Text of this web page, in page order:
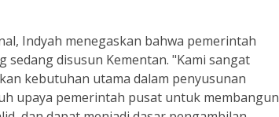
Indyah menegaskan bahwa pemerintah
disusun Kementan. "Kami sangat
kebutuhan utama dalam penyusunan
upaya pemerintah pusat untuk membangun